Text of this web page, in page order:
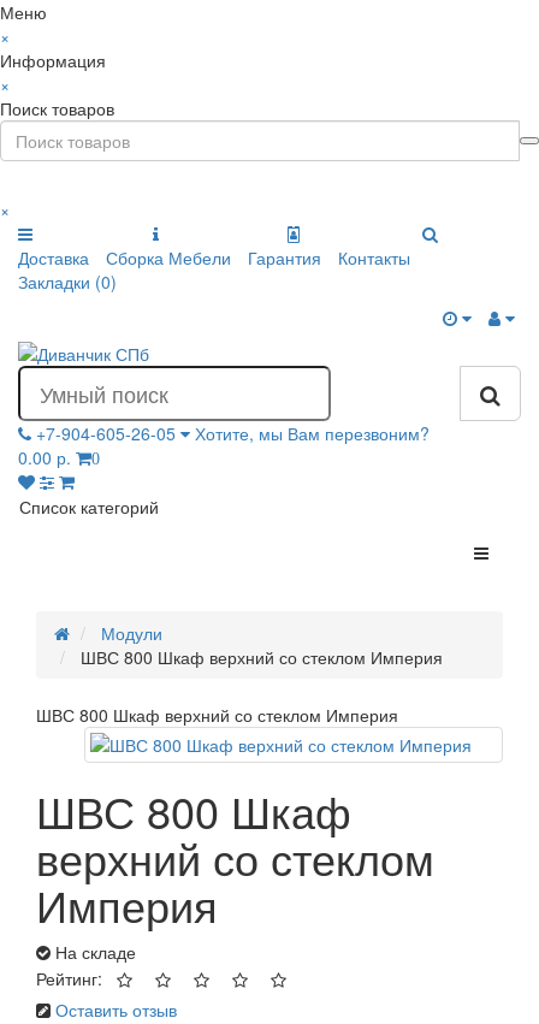
Меню
×
Информация
×
Поиск товаров
×
Доставка
Сборка Мебели Гарантия
Контакты
Закладки (0)
+7-904-605-26-05
Хотите, мы Вам перезвоним?
0.00 р.
0
Список категорий
Модули
ШВС 800 Шкаф верхний со стеклом Империя
ШВС 800 Шкаф верхний со стеклом Империя
ШВС 800 Шкаф
верхний со стеклом
Империя
На складе
Рейтинг:
Оставить отзыв